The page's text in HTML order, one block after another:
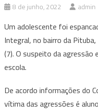
8 de junho, 2022 admin
Um adolescente foi
Integral, no bairro da
(7). O suspeito da
escola.
De acordo informações do
vítima das agressões é